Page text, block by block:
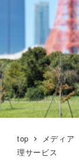
top メディア
理サービス